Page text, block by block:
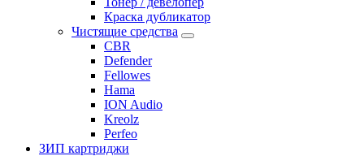
Краска дубликатор
Чистящие средства
CBR
Defender
Fellowes
Hama
ION Audio
Kreolz
Perfeo
ЗИП картриджи